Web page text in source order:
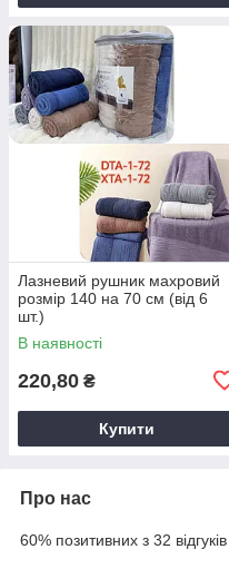
Лазневий рушник махровий
розмір 140 на 70 см (від 6
шт.)
В наявності
220,80 ₴
Купити
Про нас
60% позитивних з 32 відгуків